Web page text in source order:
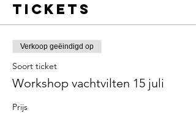
Tickets
Verkoop geëindigd op
Soort ticket
Workshop vachtvilten 15 juli
Prijs